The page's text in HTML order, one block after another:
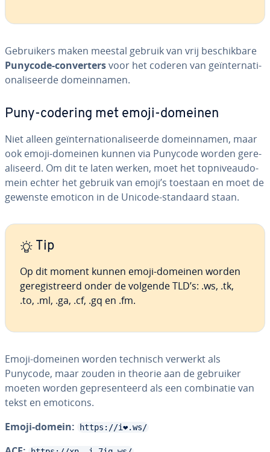
Ge­brui­kers maken meestal gebruik van vrij be­schik­ba­re
Punycode-con­ver­tersvoor het coderen van ge­ïn­ter­na­ti­
o­na­li­seer­de do­mein­na­men.
Puny-codering met emoji-domeinen
Niet alleen ge­ïn­ter­na­ti­o­na­li­seer­de do­mein­na­men, maar
ook emoji-domeinen kunnen via Punycode worden ge­re­
a­li­seerd. Om dit te laten werken, moet het top­ni­veau­do­
mein echter het gebruik van emoji’s toestaan en moet de
gewenste emoticon in de Unicode-standaard staan.
Tip
Op dit moment kunnen emoji-domeinen worden
ge­re­gi­streerd onder de volgende TLD’s: .ws, .tk,
.to, .ml, .ga, .cf, .gq en .fm.
Emoji-domeinen worden technisch verwerkt als
Punycode, maar zouden in theorie aan de gebruiker
moeten worden ge­pre­sen­teerd als een com­bi­na­tie van
tekst en emoticons.
Emoji-domein:
https://i❤.ws/